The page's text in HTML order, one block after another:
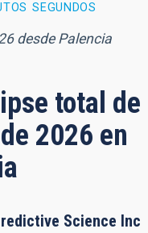
SEGUNDOS
desde Palencia
total de
2026 en
Science Inc